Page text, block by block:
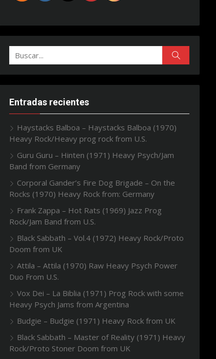
Buscar:
Entradas recientes
Haystacks Balboa – Haystacks Balboa (1970)
Heavy Rock/Heavy prog rock from U.S.
Guru Guru – Hinten (1971) Heavy Psych/Jam
Band from Germany
Corporal Gander’s Fire Dog Brigade – On the
Rocks (1970) Heavy Rock from: Germany
Frank Zappa – Hot Rats (1969) Jazz Prog
Rock/Jam Band from U.S.
Black Sabbath – Vol.4 (1972) Heavy Rock/Proto
Doom from UK
Attila – Attila (1970) Raw Heavy Psych Power
Duo From U.S.
Vox Dei – La Biblia (1971) Prog Rock with some
Heavy Psych Jams from Argentina
Budgie – Budgie (1971) Heavy Rock from UK
Black Sabbath – Master of Reality (1971) Heavy
Rock/Proto Stoner Doom from UK